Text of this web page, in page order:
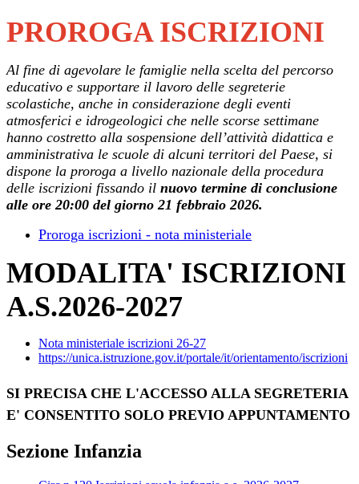
PROROGA ISCRIZIONI
Al fine di agevolare le famiglie nella scelta del percorso
educativo e supportare il lavoro delle segreterie
scolastiche, anche in considerazione degli eventi
atmosferici e idrogeologici che nelle scorse settimane
hanno costretto alla sospensione dell’attività didattica e
amministrativa le scuole di alcuni territori del Paese, si
dispone la proroga a livello nazionale della procedura
delle iscrizioni fissando il nuovo termine di conclusione
alle ore 20:00 del giorno 21 febbraio 2026.
Proroga iscrizioni - nota ministeriale
MODALITA' ISCRIZIONI
A.S.2026-2027
Nota ministeriale iscrizioni 26-27
https://unica.istruzione.gov.it/portale/it/orientamento/iscrizioni
SI PRECISA CHE L'ACCESSO ALLA SEGRETERIA
E' CONSENTITO SOLO PREVIO APPUNTAMENTO
Sezione Infanzia